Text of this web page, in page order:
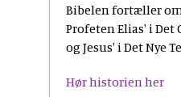
Bibelen fortæller
Profeten Elias' i Det
og Jesus' i Det Nye
Hør historien her